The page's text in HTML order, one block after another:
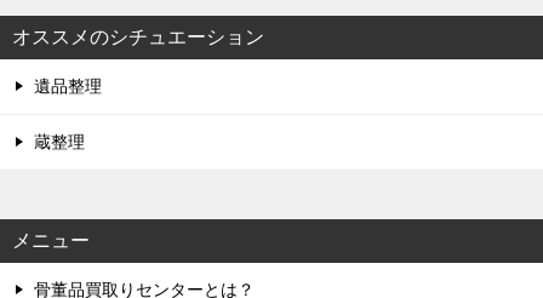
オススメのシチュエーション
遺品整理
蔵整理
メニュー
骨董品買取りセンターとは？